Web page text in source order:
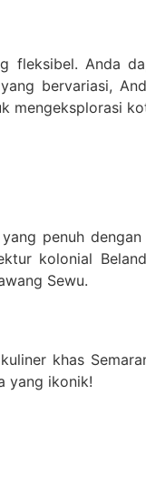
fleksibel. Anda
bervariasi,
mengeksplorasi
penuh
kolonial
Sewu.
khas
yang ikonik!